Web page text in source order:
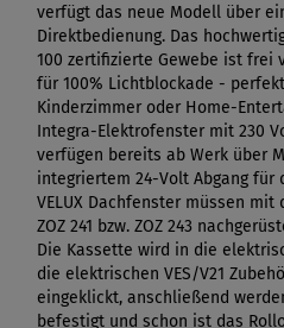
verfügt das neue Modell über
Direktbedienung. Das
100 zertifizierte Gewebe ist frei
für 100% Lichtblockade -
Kinderzimmer oder Home-
Integra-Elektrofenster mit 230
verfügen bereits ab Werk über
integriertem 24-Volt Abgang für
VELUX Dachfenster müssen
ZOZ 241 bzw. ZOZ 243
Die Kassette wird in die
die elektrischen VES/V21
eingeklickt, anschließend
befestigt und schon ist das